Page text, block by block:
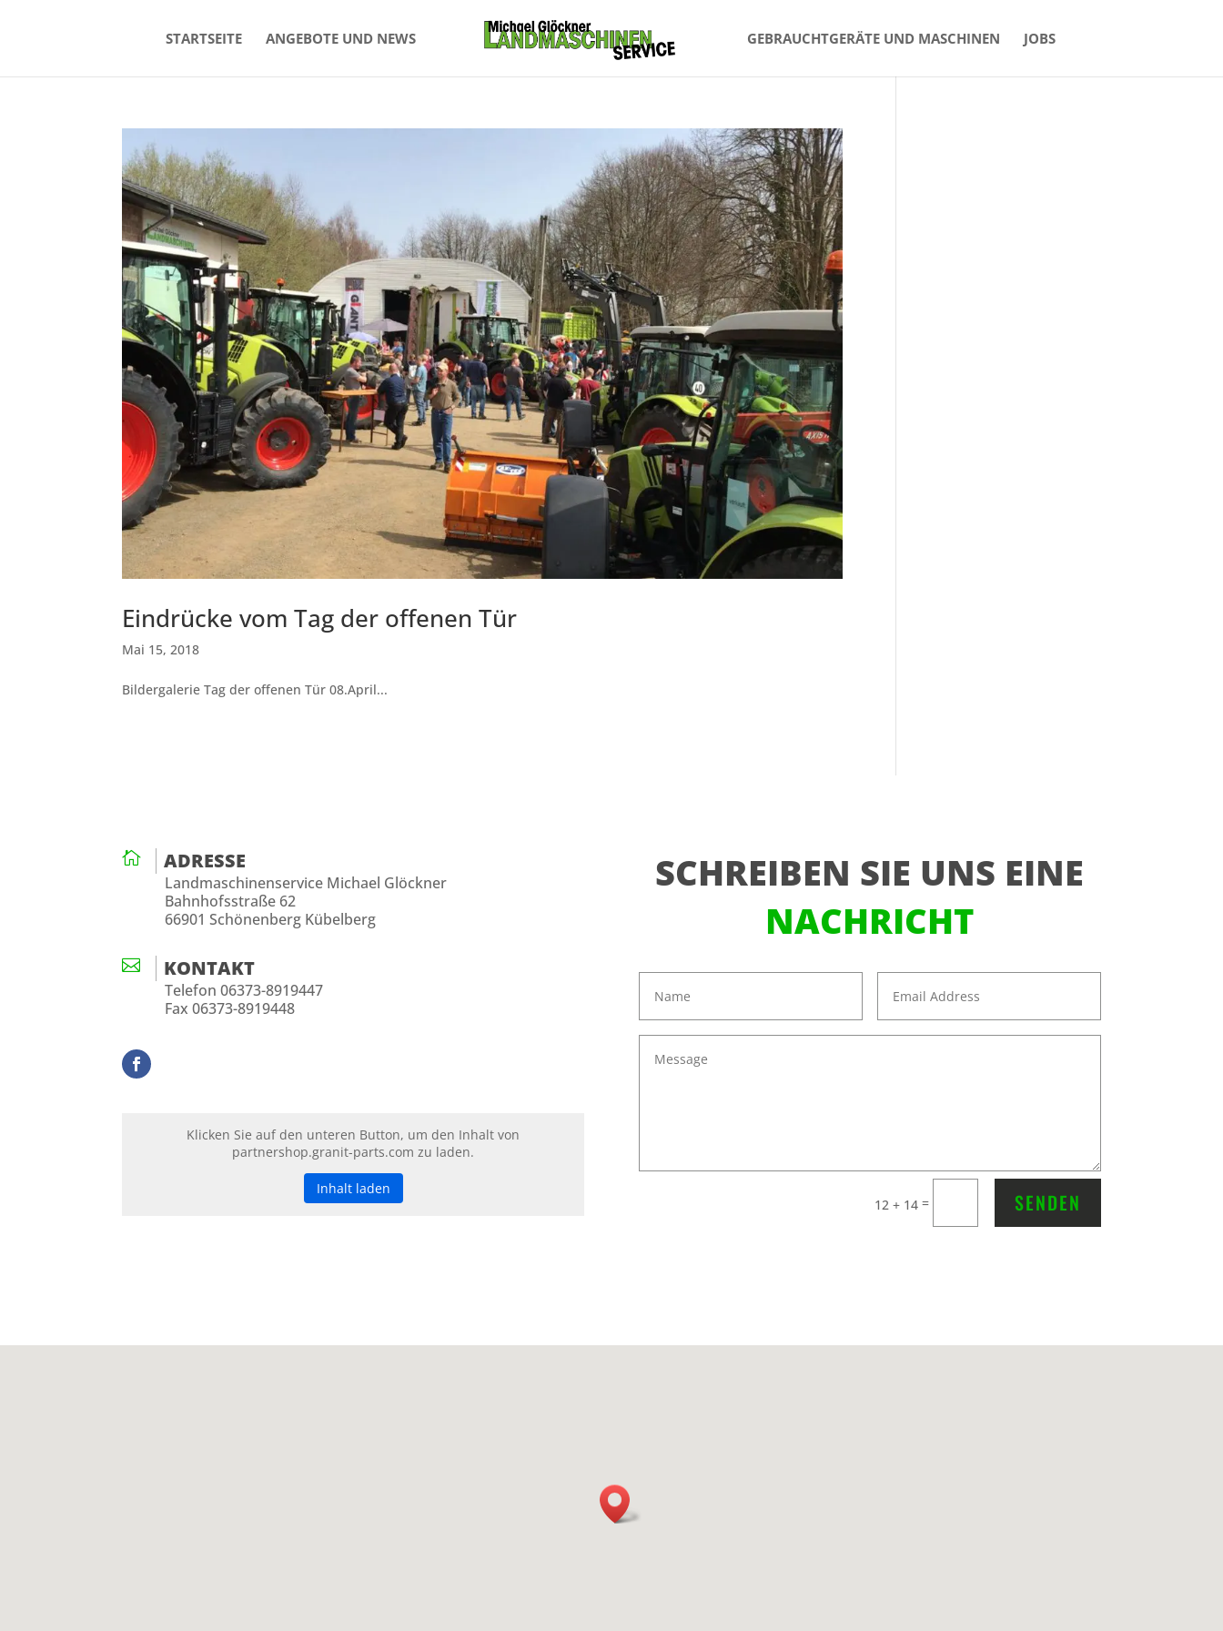
STARTSEITE ANGEBOTE UND NEWS GEBRAUCHTGERÄTE UND MASCHINEN JOBS
Eindrücke vom Tag der offenen Tür
Mai 15, 2018
Bildergalerie Tag der offenen Tür 08.April...
 ADRESSE
Landmaschinenservice Michael Glöckner
Bahnhofsstraße 62
66901 Schönenberg Kübelberg
 KONTAKT
Telefon 06373-8919447
Fax 06373-8919448
Klicken Sie auf den unteren Button, um den Inhalt von
partnershop.granit-parts.com zu laden.
Inhalt laden
SCHREIBEN SIE UNS EINE
NACHRICHT
12 + 14= SENDEN